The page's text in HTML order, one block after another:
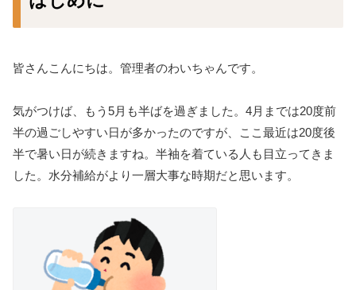
皆さんこんにちは。管理者のわいちゃんです。
気がつけば、もう5月も半ばを過ぎました。4月までは20度前
半の過ごしやすい日が多かったのですが、ここ最近は20度後
半で暑い日が続きますね。半袖を着ている人も目立ってきま
した。水分補給がより一層大事な時期だと思います。